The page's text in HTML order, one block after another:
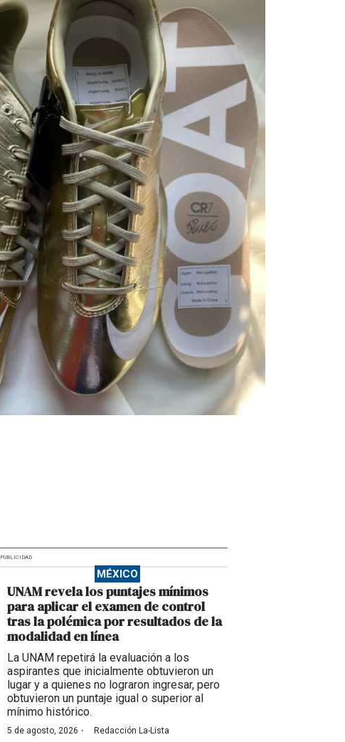
PUBLICIDAD
MÉXICO
UNAM revela los puntajes mínimos
para aplicar el examen de control
tras la polémica por resultados de la
modalidad en línea
La UNAM repetirá la evaluación a los
aspirantes que inicialmente obtuvieron un
lugar y a quienes no lograron ingresar, pero
obtuvieron un puntaje igual o superior al
mínimo histórico.
5 de agosto, 2026 · Redacción La-Lista